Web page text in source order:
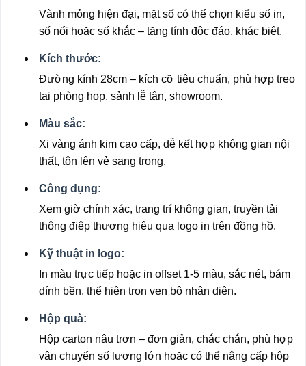
Vành mỏng hiện đại, mặt số có thể chọn kiểu số in,
số nổi hoặc số khắc – tăng tính độc đáo, khác biệt.
Kích thước:
Đường kính 28cm – kích cỡ tiêu chuẩn, phù hợp treo
tại phòng họp, sảnh lễ tân, showroom.
Màu sắc:
Xi vàng ánh kim cao cấp, dễ kết hợp không gian nội
thất, tôn lên vẻ sang trọng.
Công dụng:
Xem giờ chính xác, trang trí không gian, truyền tải
thông điệp thương hiệu qua logo in trên đồng hồ.
Kỹ thuật in logo:
In màu trực tiếp hoặc in offset 1-5 màu, sắc nét, bám
dính bền, thể hiện trọn vẹn bộ nhận diện.
Hộp quà:
Hộp carton nâu trơn – đơn giản, chắc chắn, phù hợp
vận chuyển số lượng lớn hoặc có thể nâng cấp hộp